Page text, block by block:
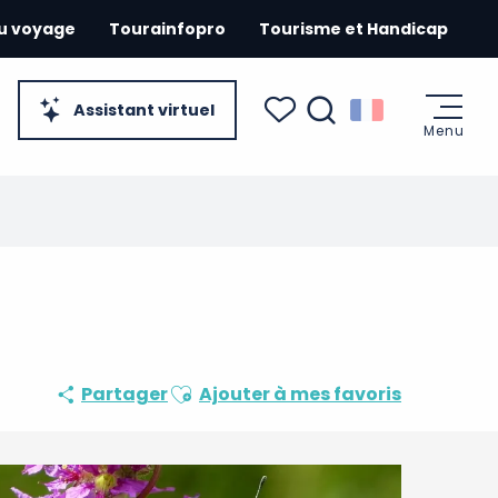
Assistant virtuel
voyage Tourainfopro Tourisme et Handicap
Menu
PartagerAjouter aux favoris
Ajouter à mes favoris